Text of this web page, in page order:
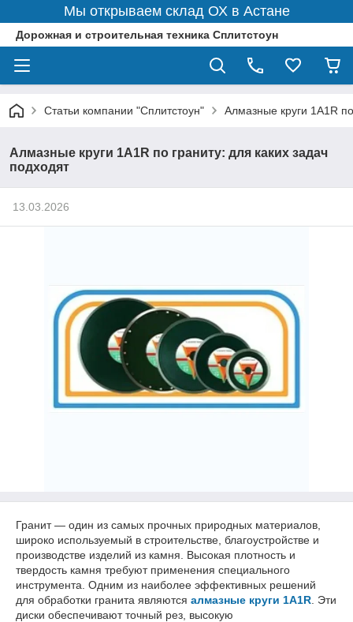
Мы открываем склад ОХ в Астане
Дорожная и строительная техника Сплитстоун
Статьи компании "Сплитстоун" Алмазные круги 1A1R
Алмазные круги 1A1R по граниту: для каких задач
подходят
13.03.2026
Гранит — один из самых прочных природных материалов,
широко используемый в строительстве, благоустройстве и
производстве изделий из камня. Высокая плотность и
твердость камня требуют применения специального
инструмента. Одним из наиболее эффективных решений
для обработки гранита являются алмазные круги 1A1R . Эти
диски обеспечивают точный рез, высокую